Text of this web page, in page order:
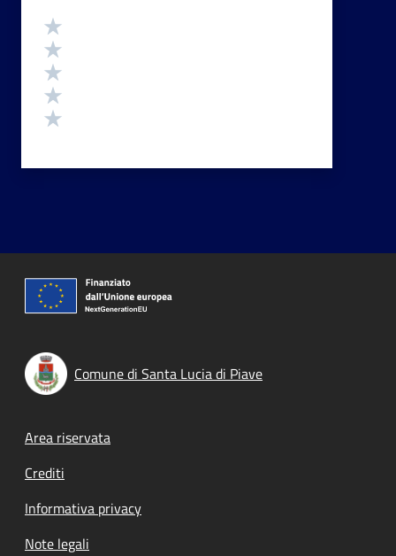
Valutazione
Comune di Santa Lucia di Piave
Footer menu
Area riservata
Crediti
Informativa privacy
Note legali